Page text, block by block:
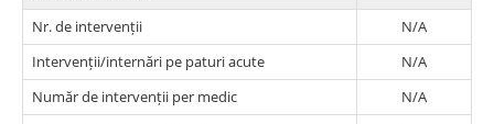
Nr. de intervenții
N/A
Intervenții/internări pe paturi acute
N/A
Număr de intervenții per medic
N/A